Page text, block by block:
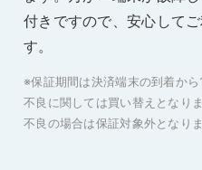
付きですので、安心して
す。
※保証期間は決済端末の到着か
不良に関しては買い替えとなり
不良の場合は保証対象外となり